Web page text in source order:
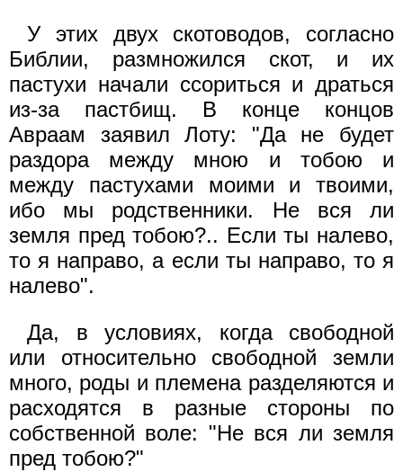
У этих двух скотоводов, согласно
Библии, размножился скот, и их
пастухи начали ссориться и драться
из-за пастбищ. В конце концов
Авраам заявил Лоту: "Да не будет
раздора между мною и тобою и
между пастухами моими и твоими,
ибо мы родственники. Не вся ли
земля пред тобою?.. Если ты налево,
то я направо, а если ты направо, то я
налево".
Да, в условиях, когда свободной
или относительно свободной земли
много, роды и племена разделяются и
расходятся в разные стороны по
собственной воле: "Не вся ли земля
пред тобою?"